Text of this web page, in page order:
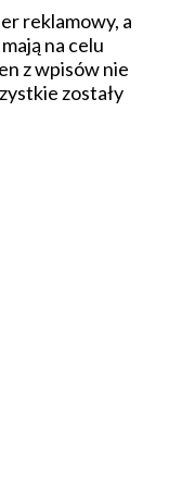
reklamowy, a
na celu
z wpisów nie
zostały